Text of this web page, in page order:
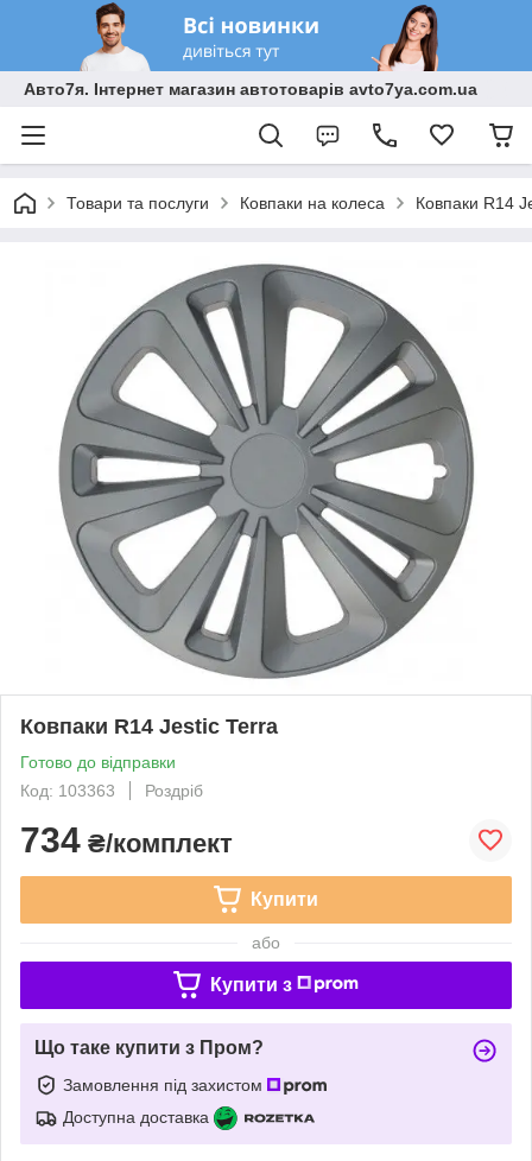
Авто7я. Інтернет магазин автотоварів avto7ya.com.ua
Товари та послуги Ковпаки на колеса Ковпаки R14
Ковпаки R14 Jestic Terra
Готово до відправки
Код: 103363
Роздріб
734 ₴/комплект
Купити
або
Купити з
Що таке купити з Пром?
Замовлення під захистом
Доступна доставка